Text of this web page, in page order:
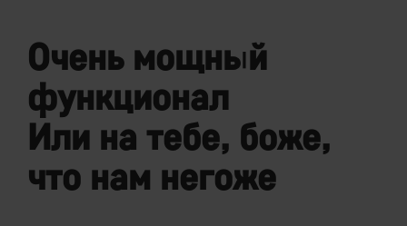
Очень мощный
функционал
Или на тебе, боже,
что нам негоже